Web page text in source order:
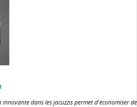
dans les jacuzzis permet d'économiser